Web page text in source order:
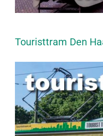
Touristtram Den